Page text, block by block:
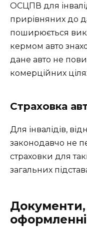
ОСЦПВ для
прирівняних до
поширюється
кермом авто
дане авто не
комерційних
Страховка
Для інвалідів,
законодавчо не
страховки для
загальних
Документи,